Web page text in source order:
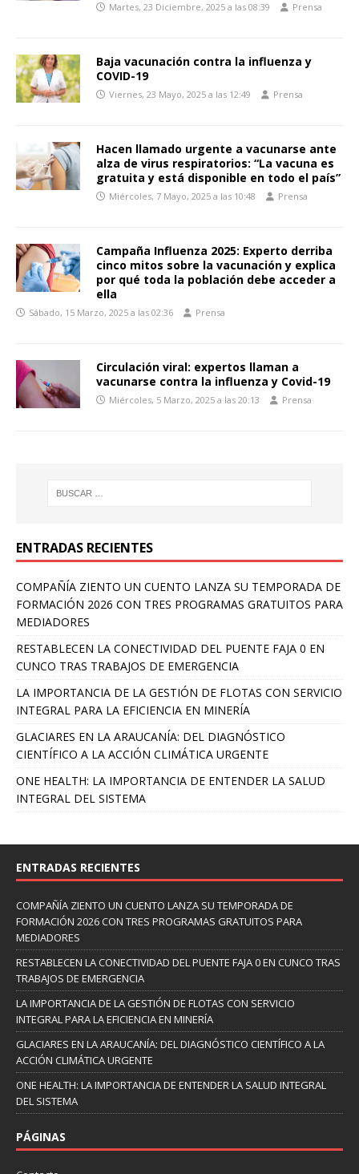
Martes, 23 Diciembre, 2025 a las 08:39 Prensa
Baja vacunación contra la influenza y
COVID-19
Viernes, 23 Mayo, 2025 a las 12:49 Prensa
Hacen llamado urgente a vacunarse ante
alza de virus respiratorios: “La vacuna es
gratuita y está disponible en todo el país”
Miércoles, 7 Mayo, 2025 a las 10:48 Prensa
Campaña Influenza 2025: Experto derriba
cinco mitos sobre la vacunación y explica
por qué toda la población debe acceder a
ella
Sábado, 15 Marzo, 2025 a las 02:36 Prensa
Circulación viral: expertos llaman a
vacunarse contra la influenza y Covid-19
Miércoles, 5 Marzo, 2025 a las 20:13 Prensa
ENTRADAS RECIENTES
COMPAÑÍA ZIENTO UN CUENTO LANZA SU TEMPORADA DE
FORMACIÓN 2026 CON TRES PROGRAMAS GRATUITOS PARA
MEDIADORES
RESTABLECEN LA CONECTIVIDAD DEL PUENTE FAJA 0 EN
CUNCO TRAS TRABAJOS DE EMERGENCIA
LA IMPORTANCIA DE LA GESTIÓN DE FLOTAS CON SERVICIO
INTEGRAL PARA LA EFICIENCIA EN MINERÍA
GLACIARES EN LA ARAUCANÍA: DEL DIAGNÓSTICO
CIENTÍFICO A LA ACCIÓN CLIMÁTICA URGENTE
ONE HEALTH: LA IMPORTANCIA DE ENTENDER LA SALUD
INTEGRAL DEL SISTEMA
ENTRADAS RECIENTES
COMPAÑÍA ZIENTO UN CUENTO LANZA SU TEMPORADA DE
FORMACIÓN 2026 CON TRES PROGRAMAS GRATUITOS PARA
MEDIADORES
RESTABLECEN LA CONECTIVIDAD DEL PUENTE FAJA 0 EN CUNCO TRAS
TRABAJOS DE EMERGENCIA
LA IMPORTANCIA DE LA GESTIÓN DE FLOTAS CON SERVICIO
INTEGRAL PARA LA EFICIENCIA EN MINERÍA
GLACIARES EN LA ARAUCANÍA: DEL DIAGNÓSTICO CIENTÍFICO A LA
ACCIÓN CLIMÁTICA URGENTE
ONE HEALTH: LA IMPORTANCIA DE ENTENDER LA SALUD INTEGRAL
DEL SISTEMA
PÁGINAS